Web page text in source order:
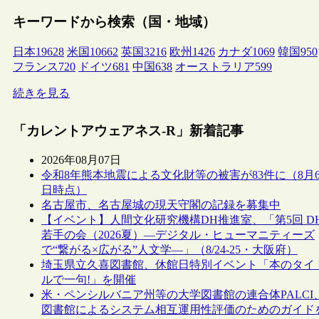
キーワードから検索（国・地域）
日本19628 米国 10662 英国3216 欧州 1426 カナダ1069 韓国950
フランス720 ドイツ681 中国638 オーストラリア599
続きを見る
「カレントアウェアネス-R」新着記事
2026年08月07日
令和8年熊本地震による文化財等の被害が83件に（8月
日時点）
名古屋市、名古屋城の現天守閣の記録を募集中
【イベント】人間文化研究機構DH推進室、「第5回
若手の会（2026夏）―デジタル・ヒューマニティーズ
で“繋がる×広がる”人文学―」（8/24-25・大阪府）
埼玉県立久喜図書館、休館日特別イベント「本のタイ
ルで一句!」を開催
米・ペンシルバニア州等の大学図書館の連合体PALCI、
図書館によるシステム相互運用性評価のためのガイド